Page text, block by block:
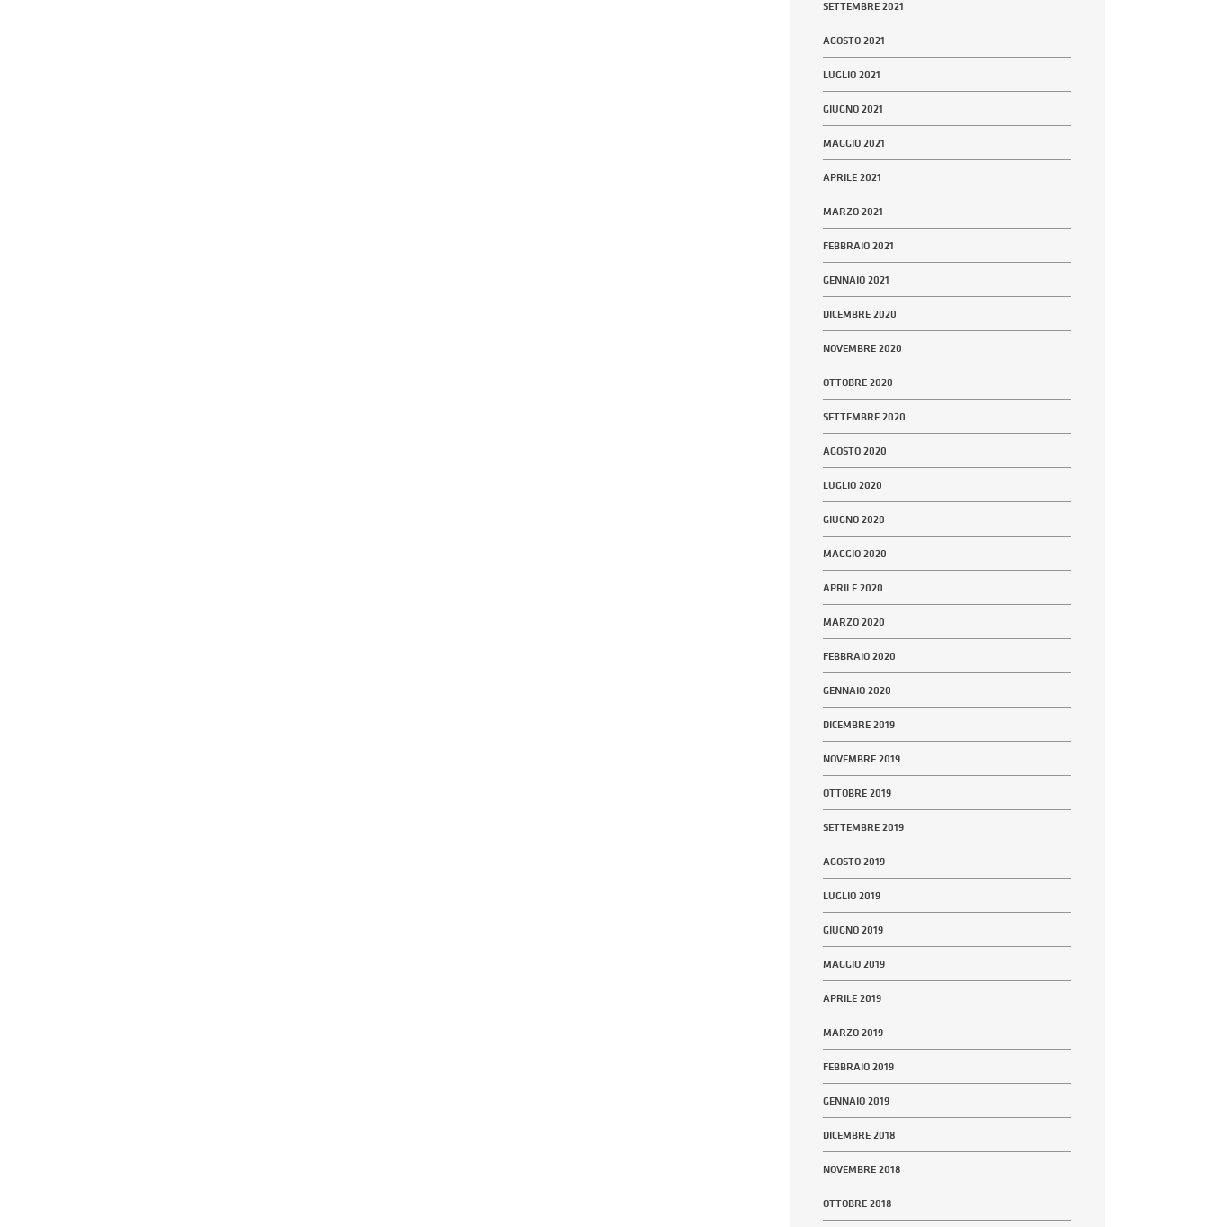
SETTEMBRE 2021
AGOSTO 2021
LUGLIO 2021
GIUGNO 2021
MAGGIO 2021
APRILE 2021
MARZO 2021
FEBBRAIO 2021
GENNAIO 2021
DICEMBRE 2020
NOVEMBRE 2020
OTTOBRE 2020
SETTEMBRE 2020
AGOSTO 2020
LUGLIO 2020
GIUGNO 2020
MAGGIO 2020
APRILE 2020
MARZO 2020
FEBBRAIO 2020
GENNAIO 2020
DICEMBRE 2019
NOVEMBRE 2019
OTTOBRE 2019
SETTEMBRE 2019
AGOSTO 2019
LUGLIO 2019
GIUGNO 2019
MAGGIO 2019
APRILE 2019
MARZO 2019
FEBBRAIO 2019
GENNAIO 2019
DICEMBRE 2018
NOVEMBRE 2018
OTTOBRE 2018